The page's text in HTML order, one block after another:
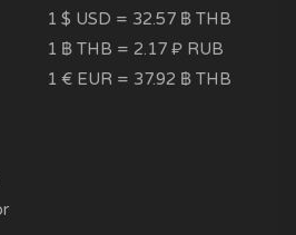
1 $ USD = 32.57 ฿ THB
1 ฿ THB = 2.17 ₽ RUB
1 € EUR = 37.92 ฿ THB